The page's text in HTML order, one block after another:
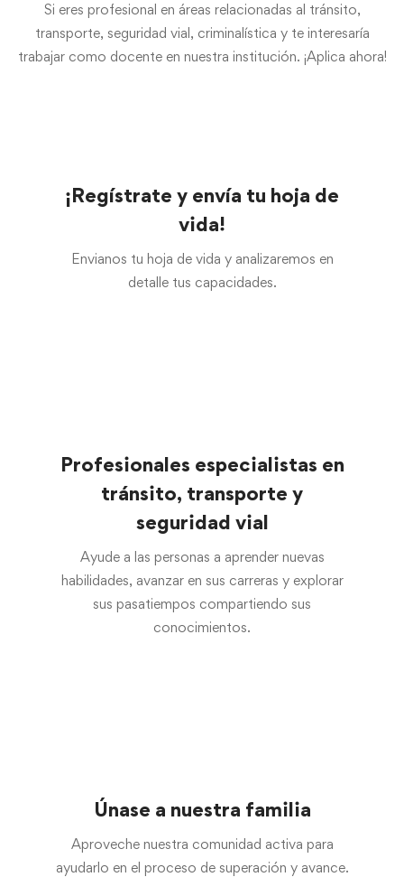
Si eres profesional en áreas relacionadas al tránsito,
transporte, seguridad vial, criminalística y te interesaría
trabajar como docente en nuestra institución. ¡Aplica ahora!
¡Regístrate y envía tu hoja de
vida!
Envianos tu hoja de vida y analizaremos en
detalle tus capacidades.
Profesionales especialistas en
tránsito, transporte y
seguridad vial
Ayude a las personas a aprender nuevas
habilidades, avanzar en sus carreras y explorar
sus pasatiempos compartiendo sus
conocimientos.
Únase a nuestra familia
Aproveche nuestra comunidad activa para
ayudarlo en el proceso de superación y avance.